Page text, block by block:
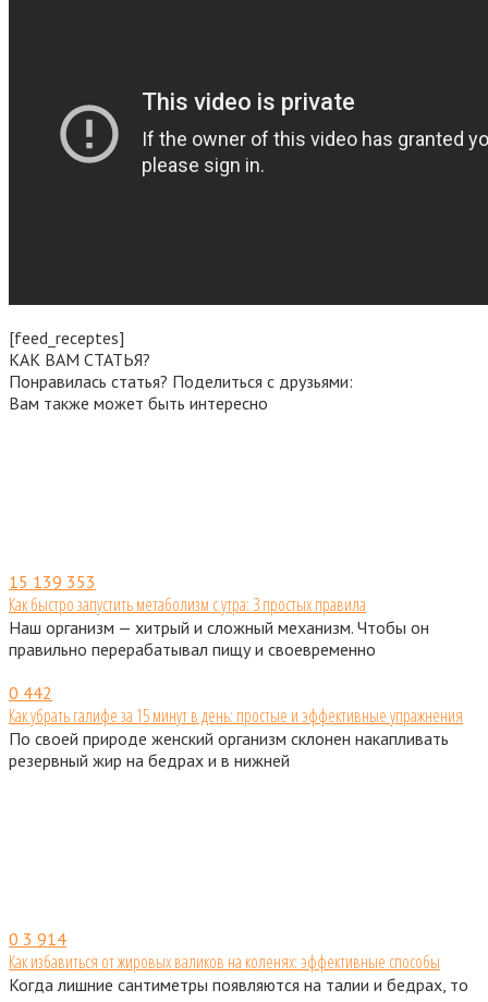
[feed_receptes]
КАК ВАМ СТАТЬЯ?
Понравилась статья? Поделиться с друзьями:
Вам также может быть интересно
15 139 353
Как быстро запустить метаболизм с утра: 3 простых правила
Наш организм — хитрый и сложный механизм. Чтобы он
правильно перерабатывал пищу и своевременно
0 442
Как убрать галифе за 15 минут в день: простые и эффективные упражнения
По своей природе женский организм склонен накапливать
резервный жир на бедрах и в нижней
0 3 914
Как избавиться от жировых валиков на коленях: эффективные способы
Когда лишние сантиметры появляются на талии и бедрах, то